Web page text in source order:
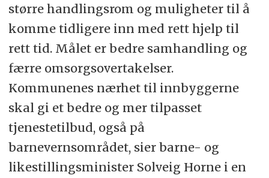
større handlingsrom og muligheter til å
komme tidligere inn med rett hjelp til
rett tid. Målet er bedre samhandling og
færre omsorgsovertakelser.
Kommunenes nærhet til innbyggerne
skal gi et bedre og mer tilpasset
tjenestetilbud, også på
barnevernsområdet, sier barne- og
likestillingsminister Solveig Horne i en